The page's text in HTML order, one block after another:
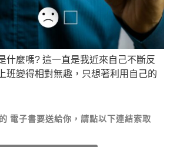
什麼嗎? 這一直是我近來自己不斷反
班變得相對無趣，只想著利用自己的
電子書要送給你，請點以下連結索取